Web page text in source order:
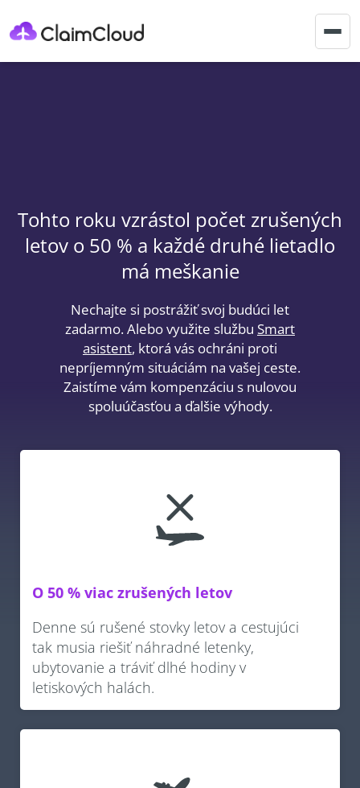
Tohto roku vzrástol počet zrušených
letov o 50 % a každé druhé lietadlo
má meškanie
Nechajte si postrážiť svoj budúci let
zadarmo. Alebo využite službu Smart
asistent, ktorá vás ochráni proti
nepríjemným situáciám na vašej ceste.
Zaistíme vám kompenzáciu s nulovou
spoluúčasťou a ďalšie výhody.
O 50 % viac zrušených letov
Denne sú rušené stovky letov a cestujúci
tak musia riešiť náhradné letenky,
ubytovanie a tráviť dlhé hodiny v
letiskových halách.